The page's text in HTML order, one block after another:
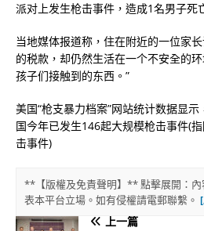
派对上发生枪击事件，造成1名男子死
当地媒体报道称，住在附近的一位家
的税款，却仍然生活在一个不安全的
孩子们接触到的东西。”
美国“枪支暴力档案”网站统计数据显
国今年已发生146起大规模枪击事件(
击事件)
**【版權及免責聲明】** 點擊展開：
表本平台立場。如有侵權請電郵聯繫。
上一篇